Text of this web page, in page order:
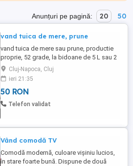
Anunțuri pe pagină: 20 50
vand tuica de mere, prune
vand tuica de mere sau prune, productie
proprie, 52 grade, la bidoane de 5 L sau 2
L. Pret 50 lei L nu citesc mesajele, sunati
Cluj-Napoca, Cluj
ieri 21:35
50 RON
Telefon validat
Vând comodă TV
Comodă modernă, culoare vișiniu lucios,
în stare foarte bună. Dispune de două